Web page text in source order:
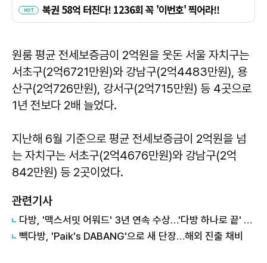
원룸 평균 전세보증금이 2억원을 웃돈 서울 자치구는
서초구(2억6721만원)와 강남구(2억4483만원), 용
산구(2억726만원), 강서구(2억715만원) 등 4곳으로
1년 전보다 2배 늘었다.
지난해 6월 기준으로 평균 전세보증금이 2억원을 넘
는 자치구는 서초구(2억4676만원)와 강남구(2억
842만원) 등 2곳이었다.
관련기사
다방, '맥스서밋 어워드' 3년 연속 수상…'다방 하나로 끝' 캠페인 통했다
빽다방, 'Paik's DABANG'으로 새 단장…해외 진출 채비